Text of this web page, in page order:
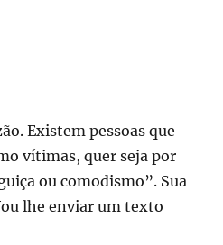
Existem pessoas que
vítimas, quer seja por
ou comodismo”. Sua
lhe enviar um texto